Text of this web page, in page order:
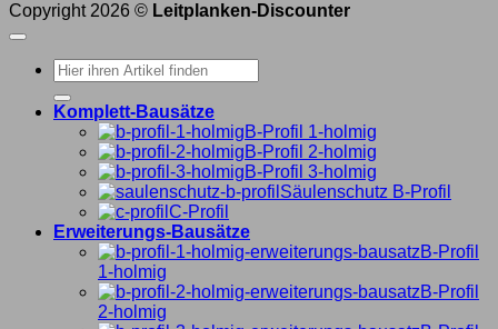
Copyright 2026 © Leitplanken-Discounter
Suche
nach:
Komplett-Bausätze
B-Profil 1-holmig
B-Profil 2-holmig
B-Profil 3-holmig
Säulenschutz B-Profil
C-Profil
Erweiterungs-Bausätze
B-Profil
1-holmig
B-Profil
2-holmig